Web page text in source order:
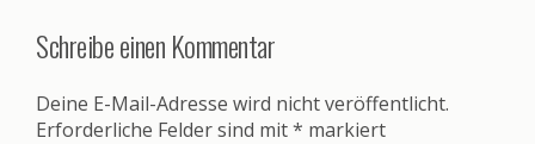
Schreibe einen Kommentar
Deine E-Mail-Adresse wird nicht veröffentlicht.
Erforderliche Felder sind mit* markiert